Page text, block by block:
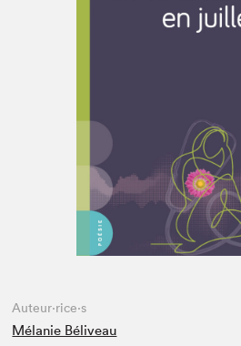
Auteur·rice·s
Mélanie Béliveau